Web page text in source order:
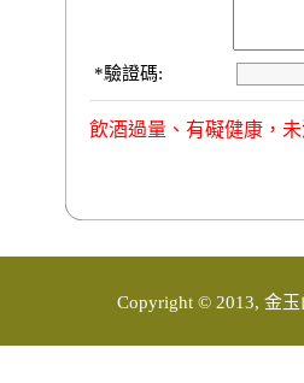
*驗證碼:
飲酒過量、有礙健康，
Copyright © 2013, 金